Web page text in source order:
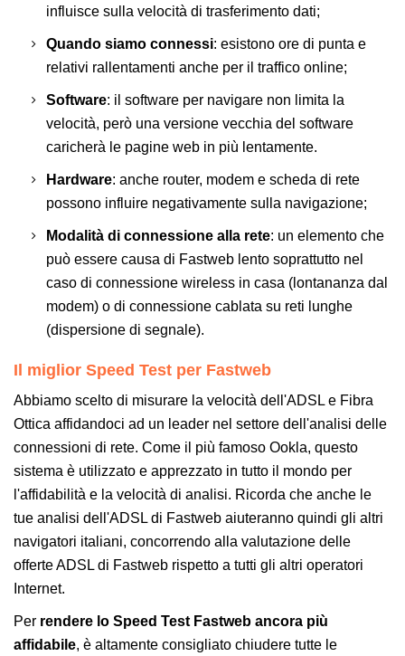
influisce sulla velocità di trasferimento dati;
Quando siamo connessi: esistono ore di punta e
relativi rallentamenti anche per il traffico online;
Software: il software per navigare non limita la
velocità, però una versione vecchia del software
caricherà le pagine web in più lentamente.
Hardware: anche router, modem e scheda di rete
possono influire negativamente sulla navigazione;
Modalità di connessione alla rete: un elemento che
può essere causa di Fastweb lento soprattutto nel
caso di connessione wireless in casa (lontananza dal
modem) o di connessione cablata su reti lunghe
(dispersione di segnale).
Il miglior Speed Test per Fastweb
Abbiamo scelto di misurare la velocità dell'ADSL e Fibra
Ottica affidandoci ad un leader nel settore dell'analisi delle
connessioni di rete. Come il più famoso Ookla, questo
sistema è utilizzato e apprezzato in tutto il mondo per
l'affidabilità e la velocità di analisi. Ricorda che anche le
tue analisi dell'ADSL di Fastweb aiuteranno quindi gli altri
navigatori italiani, concorrendo alla valutazione delle
offerte ADSL di Fastweb rispetto a tutti gli altri operatori
Internet.
Per rendere lo Speed Test Fastweb ancora più
affidabile, è altamente consigliato chiudere tutte le